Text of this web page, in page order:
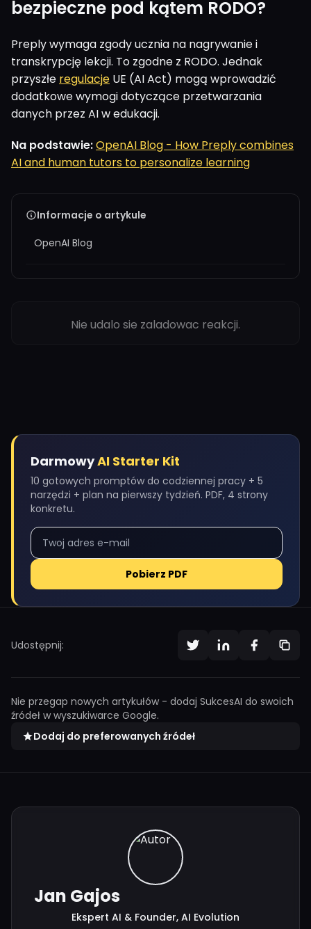
bezpieczne pod kątem RODO?
Preply wymaga zgody ucznia na nagrywanie i
transkrypcję lekcji. To zgodne z RODO. Jednak
przyszłe regulacje UE (AI Act) mogą wprowadzić
dodatkowe wymogi dotyczące przetwarzania
danych przez AI w edukacji.
Na podstawie:OpenAI Blog - How Preply combines
AI and human tutors to personalize learning
Informacje o artykule
OpenAI Blog
Nie udalo sie zaladowac reakcji.
DarmowyAI Starter Kit
10 gotowych promptów do codziennej pracy + 5
narzędzi + plan na pierwszy tydzień. PDF, 4 strony
konkretu.
Pobierz PDF
Udostępnij:
Nie przegap nowych artykułów - dodaj SukcesAI do swoich
źródeł w wyszukiwarce Google.
Dodaj do preferowanych źródeł
Jan Gajos
Ekspert AI & Founder, AI Evolution